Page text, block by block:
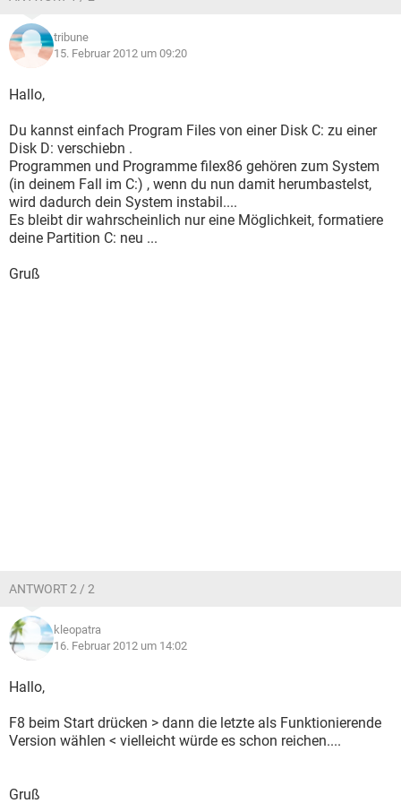
tribune
15. Februar 2012 um 09:20
Hallo,
Du kannst einfach Program Files von einer Disk C: zu einer
Disk D: verschiebn .
Programmen und Programme filex86 gehören zum System
(in deinem Fall im C:) , wenn du nun damit herumbastelst,
wird dadurch dein System instabil....
Es bleibt dir wahrscheinlich nur eine Möglichkeit, formatiere
deine Partition C: neu ...
Gruß
ANTWORT 2 / 2
kleopatra
16. Februar 2012 um 14:02
Hallo,
F8 beim Start drücken > dann die letzte als Funktionierende
Version wählen < vielleicht würde es schon reichen....
Gruß